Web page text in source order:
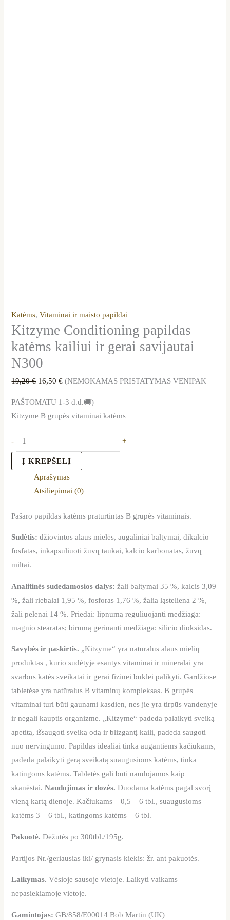
Katėms,Vitaminai ir maisto papildai
Kitzyme Conditioning papildas
katėms kailiui ir gerai savijautai
N300
19,20€ 16,50€ (NEMOKAMAS PRISTATYMAS VENIPAK
PAŠTOMATU 1-3 d.d.🚚)
Kitzyme B grupės vitaminai katėms
- +
Į KREPŠELĮ
Aprašymas
Atsiliepimai (0)
Pašaro papildas katėms praturtintas B grupės vitaminais.
Sudėtis:džiovintos alaus mielės, augaliniai baltymai, dikalcio
fosfatas, inkapsuliuoti žuvų taukai, kalcio karbonatas, žuvų
miltai.
Analitinės sudedamosios dalys:žali baltymai 35 %, kalcis 3,09
%,žali riebalai 1,95 %, fosforas 1,76 %, žalia ląsteliena 2 %,
žali pelenai 14 %. Priedai: lipnumą reguliuojanti medžiaga:
magnio stearatas; birumą gerinanti medžiaga: silicio dioksidas.
Savybės ir paskirtis. „Kitzyme“ yra natūralus alaus mielių
produktas , kurio sudėtyje esantys vitaminai ir mineralai yra
svarbūs katės sveikatai ir gerai fizinei būklei palikyti. Gardžiose
tabletėse yra natūralus B vitaminų kompleksas. B grupės
vitaminai turi būti gaunami kasdien, nes jie yra tirpūs vandenyje
ir negali kauptis organizme. „Kitzyme“ padeda palaikyti sveiką
apetitą, išsaugoti sveiką odą ir blizgantį kailį, padeda saugoti
nuo nervingumo. Papildas idealiai tinka augantiems kačiukams,
padeda palaikyti gerą sveikatą suaugusioms katėms, tinka
katingoms katėms. Tabletės gali būti naudojamos kaip
skanėstai.Naudojimas ir dozės. Duodama katėms pagal svorį
vieną kartą dienoje. Kačiukams – 0,5 – 6 tbl., suaugusioms
katėms 3 – 6 tbl., katingoms katėms – 6 tbl.
Pakuotė. Dėžutės po 300tbl./195g.
Partijos Nr./geriausias iki/ grynasis kiekis: žr. ant pakuotės.
Laikymas. Vėsioje sausoje vietoje. Laikyti vaikams
nepasiekiamoje vietoje.
Gamintojas: GB/858/E00014 Bob Martin (UK)